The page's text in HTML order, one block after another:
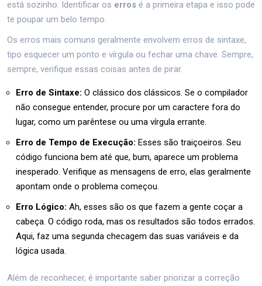
está sozinho. Identificar os erros é a primeira etapa e isso pode
te poupar um belo tempo.
Os erros mais comuns geralmente envolvem erros de sintaxe,
tipo esquecer um ponto e vírgula ou fechar uma chave. Sempre,
sempre, verifique essas coisas antes de pirar.
Erro de Sintaxe: O clássico dos clássicos. Se o compilador
não consegue entender, procure por um caractere fora do
lugar, como um parêntese ou uma vírgula errante.
Erro de Tempo de Execução: Esses são traiçoeiros. Seu
código funciona bem até que, bum, aparece um problema
inesperado. Verifique as mensagens de erro, elas geralmente
apontam onde o problema começou.
Erro Lógico: Ah, esses são os que fazem a gente coçar a
cabeça. O código roda, mas os resultados são todos errados.
Aqui, faz uma segunda checagem das suas variáveis e da
lógica usada.
Além de reconhecer, é importante saber priorizar a correção